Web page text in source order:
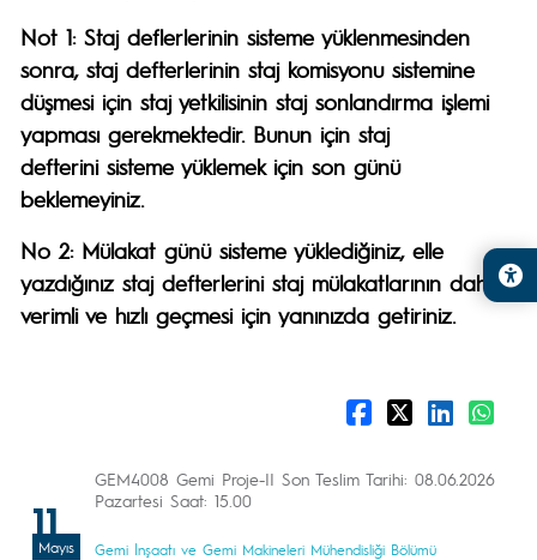
Not 1: Staj deflerlerinin sisteme yüklenmesinden
sonra, staj defterlerinin staj komisyonu sistemine
düşmesi için staj yetkilisinin staj sonlandırma işlemi
yapması gerekmektedir. Bunun için staj
defterini sisteme yüklemek için son günü
beklemeyiniz.
No 2: Mülakat günü sisteme yüklediğiniz, elle
yazdığınız staj defterlerini staj mülakatlarının daha
verimli ve hızlı geçmesi için yanınızda getiriniz.
11
Mayıs
GEM4008 Gemi Proje-II Son Teslim Tarihi: 08.06.2026
Pazartesi Saat: 15.00
Gemi İnşaatı ve Gemi Makineleri Mühendisliği Bölümü